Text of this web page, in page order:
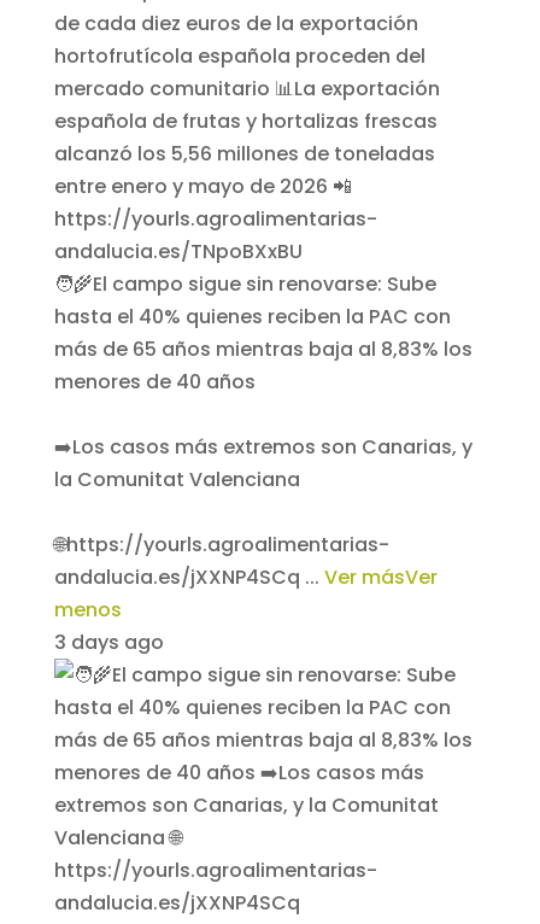
🧑‍🌾El campo sigue sin renovarse: Sube
hasta el 40% quienes reciben la PAC con
más de 65 años mientras baja al 8,83% los
menores de 40 años
➡️Los casos más extremos son Canarias, y
la Comunitat Valenciana
🌐https://yourls.agroalimentarias-
andalucia.es/jXXNP4SCq ... Ver másVer
menos
3 days ago